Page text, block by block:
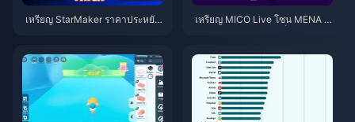
เหรียญ StarMaker ราคาประหยัด
เหรียญ MICO Live โซน MENA ห